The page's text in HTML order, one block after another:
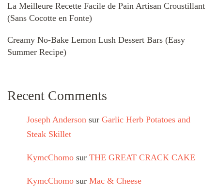
La Meilleure Recette Facile de Pain Artisan Croustillant
(Sans Cocotte en Fonte)
Creamy No-Bake Lemon Lush Dessert Bars (Easy
Summer Recipe)
Recent Comments
Joseph Anderson sur Garlic Herb Potatoes and
Steak Skillet
KymcChomo sur THE GREAT CRACK CAKE
KymcChomo sur Mac & Cheese